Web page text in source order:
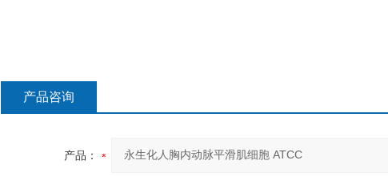
产品咨询
产品：